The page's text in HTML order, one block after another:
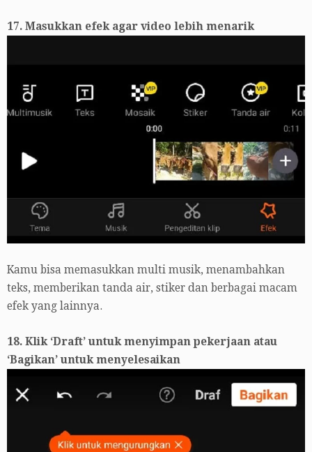
17. Masukkan efek agar video lebih menarik
Kamu bisa memasukkan multi musik, menambahkan
teks, memberikan tanda air, stiker dan berbagai macam
efek yang lainnya.
18. Klik ‘Draft’ untuk menyimpan pekerjaan atau
‘Bagikan’ untuk menyelesaikan